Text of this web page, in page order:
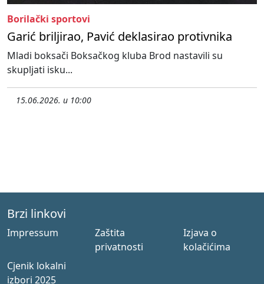
Borilački sportovi
Garić briljirao, Pavić deklasirao protivnika
Mladi boksači Boksačkog kluba Brod nastavili su
skupljati isku...
15.06.2026. u 10:00
Brzi linkovi
Impressum
Zaštita
privatnosti
Izjava o
kolačićima
Cjenik lokalni
izbori 2025